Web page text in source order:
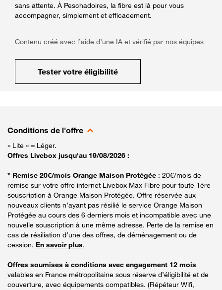
sans attente. À Peschadoires, la fibre est là pour vous
accompagner, simplement et efficacement.
Contenu créé avec l’aide d’une IA et vérifié par nos équipes
Tester votre éligibilité
Conditions de l'offre
« Lite » = Léger.
Offres Livebox jusqu'au 19/08/2026 :
* Remise 20€/mois Orange Maison Protégée : 20€/mois de
remise sur votre offre internet Livebox Max Fibre pour toute 1ère
souscription à Orange Maison Protégée. Offre réservée aux
nouveaux clients n’ayant pas résilié le service Orange Maison
Protégée au cours des 6 derniers mois et incompatible avec une
nouvelle souscription à une même adresse. Perte de la remise en
cas de résiliation d’une des offres, de déménagement ou de
cession. En savoir plus.
Offres soumises à conditions avec engagement 12 mois
valables en France métropolitaine sous réserve d’éligibilité et de
couverture, avec équipements compatibles. (Répéteur Wifi,